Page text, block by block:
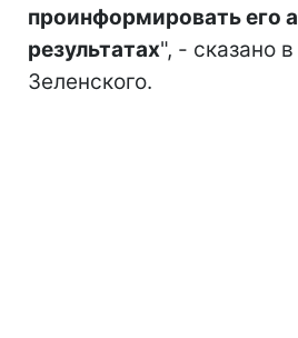
проинформировать его
результатах", - сказано
Зеленского.